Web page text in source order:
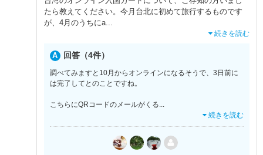
たら教えてください。今月台北に初めて旅行するものです
が、4月のうちにa...
続きを読む
回答（4件）
調べてみますと10月からオンラインになるそうで、3日前に
は完了してとのことですね。
こちらにQRコードのメールがくる...
続きを読む